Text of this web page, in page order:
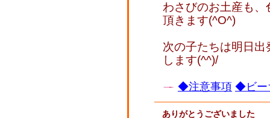
わさびのお土産も
頂きます(^O^)
次の子たちは明日
します(^^)/
◆注意事項 ◆ビー
ありがとうございました